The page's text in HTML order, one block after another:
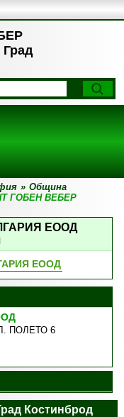
» Община
ГОБЕН ВЕБЕР
ЕООД
ЕООД
ПОЛЕТО 6
Костинброд